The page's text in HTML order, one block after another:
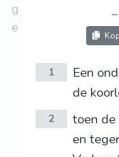
g
e
1
Een
de
2
toen
en